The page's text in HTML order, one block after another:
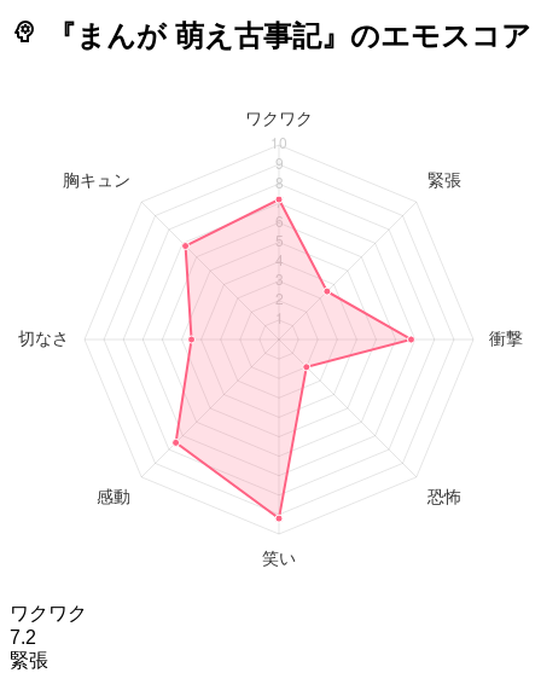
psychology 『まんが 萌え古事記』のエモスコア
ワクワク
7.2
緊張